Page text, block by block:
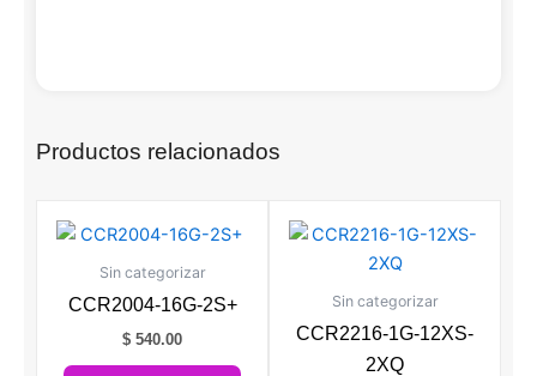
Productos relacionados
Sin categorizar
CCR2004-16G-2S+
$ 540.00
Sin categorizar
CCR2216-1G-12XS-
2XQ